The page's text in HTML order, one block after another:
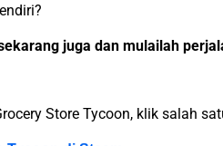
juga dan mulailah
Store Tycoon, klik salah